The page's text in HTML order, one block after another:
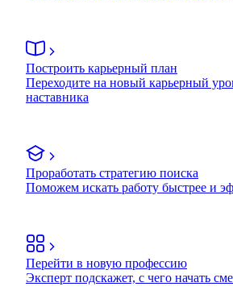
Построить карьерный план
Переходите на новый карьерный
наставника
Проработать стратегию поиска
Поможем искать работу быстрее и
Перейти в новую профессию
Эксперт подскажет, с чего начать